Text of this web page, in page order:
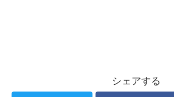
シェアする